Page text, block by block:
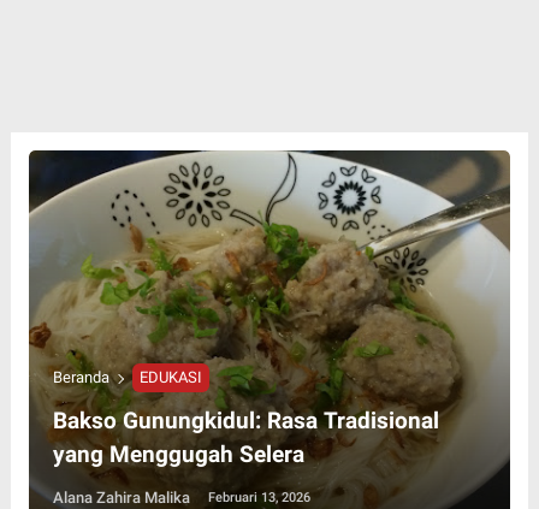
Beranda EDUKASI
Bakso Gunungkidul: Rasa Tradisional
yang Menggugah Selera
Alana Zahira Malika Februari 13, 2026